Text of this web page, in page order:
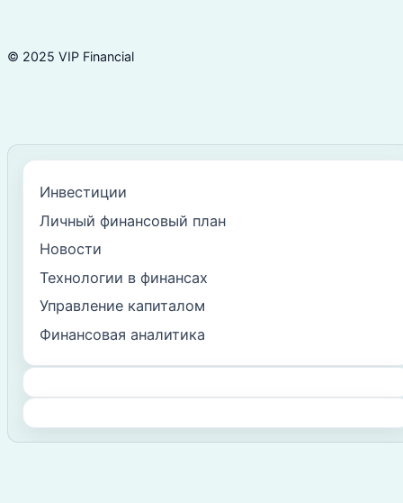
© 2025 VIP Financial
Инвестиции
Личный финансовый план
Новости
Технологии в финансах
Управление капиталом
Финансовая аналитика